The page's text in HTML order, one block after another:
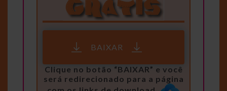
BAIXAR
Clique no botão “BAIXAR” e você
será redirecionado para a página